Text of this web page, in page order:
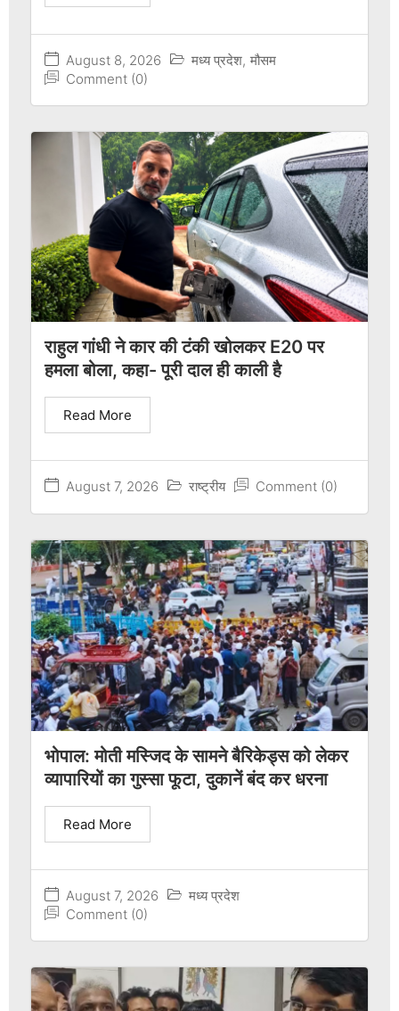
August 8, 2026 मध्य प्रदेश, मौसम
Comment (0)
राहुल गांधी ने कार की टंकी खोलकर E20 पर
हमला बोला, कहा- पूरी दाल ही काली है
August 7, 2026 राष्ट्रीय Comment (0)
Read More
भोपाल: मोती मस्जिद के सामने बैरिकेड्स को लेकर
व्यापारियों का गुस्सा फूटा, दुकानें बंद कर धरना
August 7, 2026
मध्य प्रदेश
Comment (0)
Read More